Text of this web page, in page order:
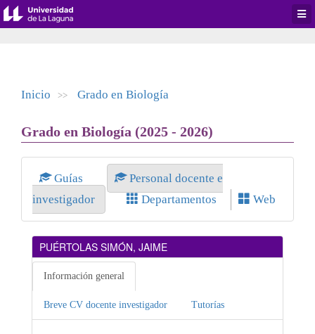
Inicio >> Grado en Biología
Grado en Biología (2025 - 2026)
Guías
Personal docente e
investigador
Departamentos Web
PUÉRTOLAS SIMÓN, JAIME
Información general
Breve CV docente investigador Tutorías